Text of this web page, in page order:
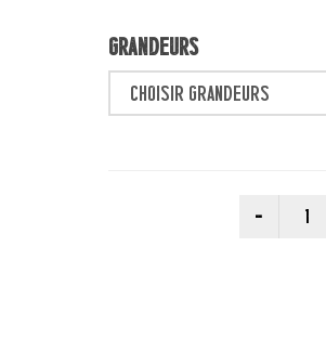
Grandeurs